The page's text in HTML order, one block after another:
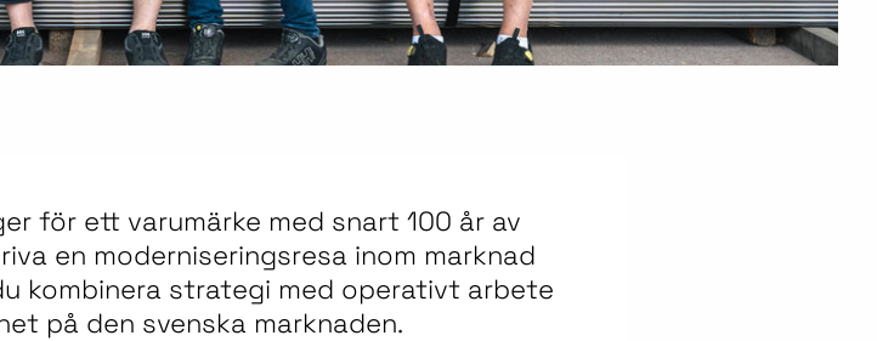
för ett varumärke med snart 100 år av
en moderniseringsresa inom marknad
kombinera strategi med operativt arbete
på den svenska marknaden.